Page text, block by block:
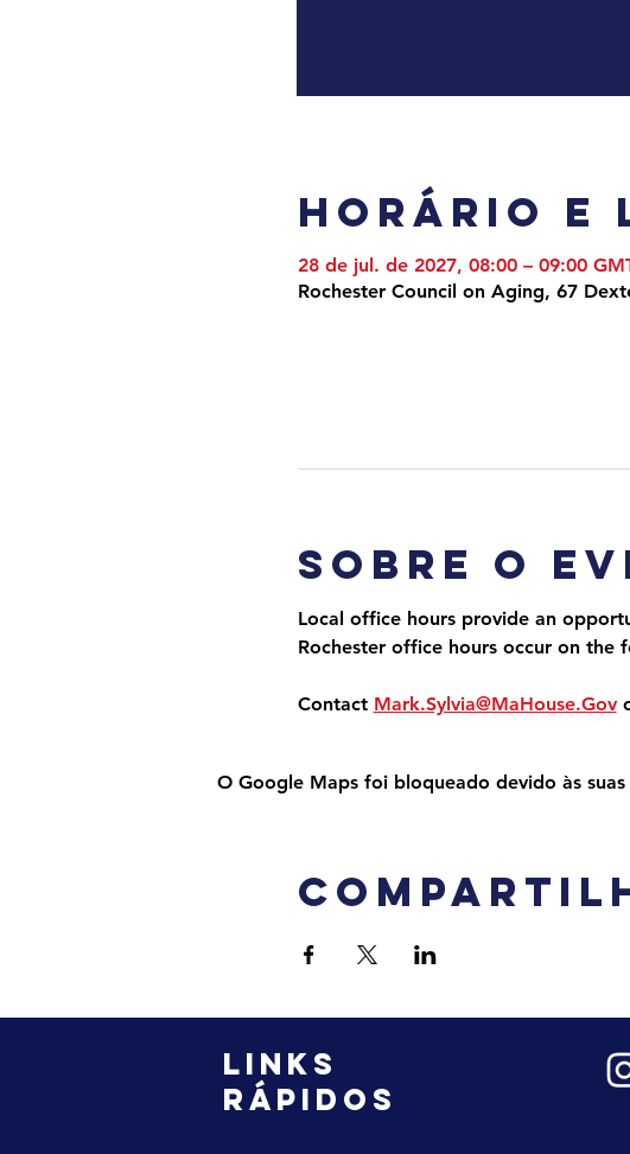
Horário e
28 de jul. de 2027, 08:00 – 09:00
Rochester Council on Aging, 67
Sobre o
Local office hours provide an
Rochester office hours occur on the
Contact Mark.Sylvia@MaHouse.Gov
O Google Maps foi bloqueado devido às
LINKS
RÁPIDOS